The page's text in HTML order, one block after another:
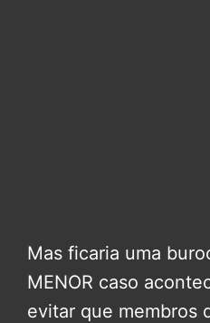
Mas ficaria uma
MENOR caso
evitar que membros